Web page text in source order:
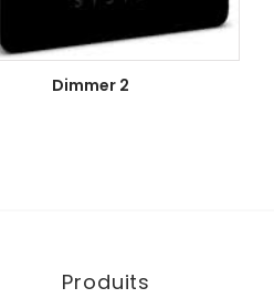
Dimmer 2
Produits